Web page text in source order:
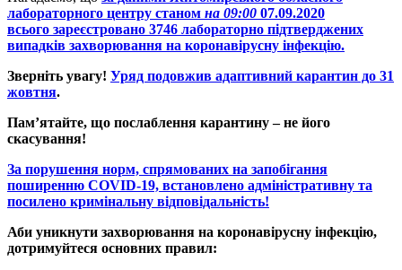
лабораторного центру станом на 09:00 07.09.2020
всього зареєстровано 3746 лабораторно підтверджених
випадків захворювання на коронавірусну інфекцію.
Зверніть увагу! Уряд подовжив адаптивний карантин до 31
жовтня.
Пам’ятайте, що послаблення карантину – не його
скасування!
За порушення норм, спрямованих на запобігання
поширенню COVID-19, встановлено адміністративну та
посилено кримінальну відповідальність!
Аби уникнути захворювання на коронавірусну інфекцію,
дотримуйтеся основних правил: